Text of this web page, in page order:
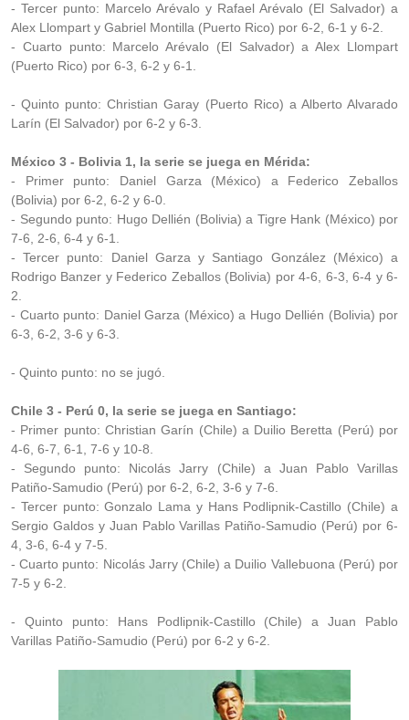
- Tercer punto: Marcelo Arévalo y Rafael Arévalo (El Salvador) a
Alex Llompart y Gabriel Montilla (Puerto Rico) por 6-2, 6-1 y 6-2.
- Cuarto punto: Marcelo Arévalo (El Salvador) a Alex Llompart
(Puerto Rico) por 6-3, 6-2 y 6-1.
- Quinto punto: Christian Garay (Puerto Rico) a Alberto Alvarado
Larín (El Salvador) por 6-2 y 6-3.
México 3 - Bolivia 1, la serie se juega en Mérida:
- Primer punto: Daniel Garza (México) a Federico Zeballos
(Bolivia) por 6-2, 6-2 y 6-0.
- Segundo punto: Hugo Dellién (Bolivia) a Tigre Hank (México) por
7-6, 2-6, 6-4 y 6-1.
- Tercer punto: Daniel Garza y Santiago González (México) a
Rodrigo Banzer y Federico Zeballos (Bolivia) por 4-6, 6-3, 6-4 y 6-
2.
- Cuarto punto: Daniel Garza (México) a Hugo Dellién (Bolivia) por
6-3, 6-2, 3-6 y 6-3.
- Quinto punto: no se jugó.
Chile 3 - Perú 0, la serie se juega en Santiago:
- Primer punto: Christian Garín (Chile) a Duilio Beretta (Perú) por
4-6, 6-7, 6-1, 7-6 y 10-8.
- Segundo punto: Nicolás Jarry (Chile) a Juan Pablo Varillas
Patiño-Samudio (Perú) por 6-2, 6-2, 3-6 y 7-6.
- Tercer punto: Gonzalo Lama y Hans Podlipnik-Castillo (Chile) a
Sergio Galdos y Juan Pablo Varillas Patiño-Samudio (Perú) por 6-
4, 3-6, 6-4 y 7-5.
- Cuarto punto: Nicolás Jarry (Chile) a Duilio Vallebuona (Perú) por
7-5 y 6-2.
- Quinto punto: Hans Podlipnik-Castillo (Chile) a Juan Pablo
Varillas Patiño-Samudio (Perú) por 6-2 y 6-2.